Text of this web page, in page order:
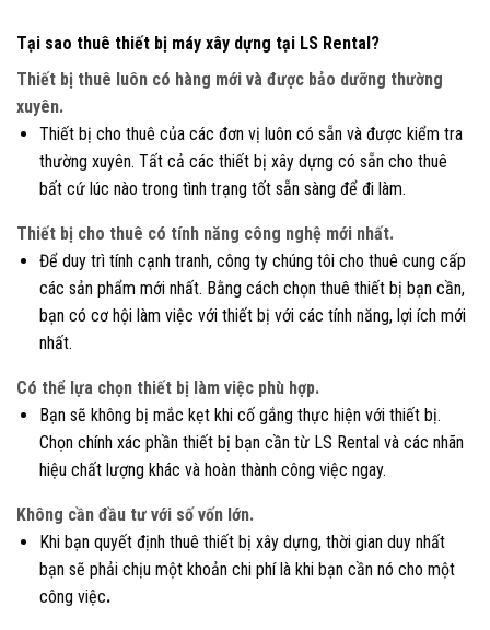
Tại sao thuê thiết bị máy xây dựng tại LS Rental?
Thiết bị thuê luôn có hàng mới và được bảo dưỡng thường
xuyên.
Thiết bị cho thuê của các đơn vị luôn có sẵn và được kiểm tra
thường xuyên. Tất cả các thiết bị xây dựng có sẵn cho thuê
bất cứ lúc nào trong tình trạng tốt sẵn sàng để đi làm.
Thiết bị cho thuê có tính năng công nghệ mới nhất.
Để duy trì tính cạnh tranh, công ty chúng tôi cho thuê cung cấp
các sản phẩm mới nhất. Bằng cách chọn thuê thiết bị bạn cần,
bạn có cơ hội làm việc với thiết bị với các tính năng, lợi ích mới
nhất.
Có thể lựa chọn thiết bị làm việc phù hợp.
Bạn sẽ không bị mắc kẹt khi cố gắng thực hiện với thiết bị.
Chọn chính xác phần thiết bị bạn cần từ LS Rental và các nhãn
hiệu chất lượng khác và hoàn thành công việc ngay.
Không cần đầu tư với số vốn lớn.
Khi bạn quyết định thuê thiết bị xây dựng, thời gian duy nhất
bạn sẽ phải chịu một khoản chi phí là khi bạn cần nó cho một
công việc.